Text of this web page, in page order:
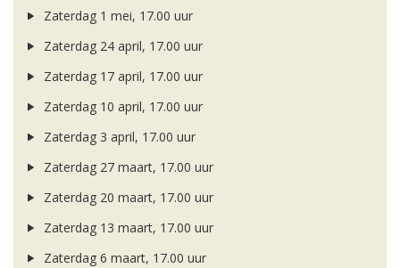
Zaterdag 1 mei, 17.00 uur
Zaterdag 24 april, 17.00 uur
Zaterdag 17 april, 17.00 uur
Zaterdag 10 april, 17.00 uur
Zaterdag 3 april, 17.00 uur
Zaterdag 27 maart, 17.00 uur
Zaterdag 20 maart, 17.00 uur
Zaterdag 13 maart, 17.00 uur
Zaterdag 6 maart, 17.00 uur